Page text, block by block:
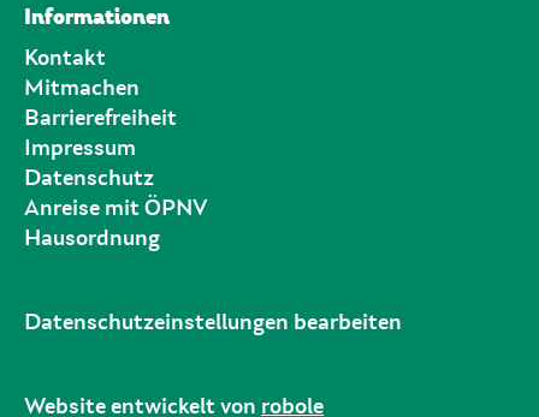
Informationen
Kontakt
Mitmachen
Barrierefreiheit
Impressum
Datenschutz
Anreise mit ÖPNV
Hausordnung
Datenschutzeinstellungen bearbeiten
Website entwickelt von robole